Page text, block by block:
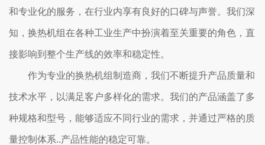
和专业化的服务，在行业内享有良好的口碑与声誉。我们深
知，换热机组在各种工业生产中扮演着至关重要的角色，直
接影响到整个生产线的效率和稳定性。
作为专业的换热机组制造商，我们不断提升产品质量和
技术水平，以满足客户多样化的需求。我们的产品涵盖了多
种规格和型号，能够适应不同行业的需求，并通过严格的质
量控制体系..产品性能的稳定可靠。